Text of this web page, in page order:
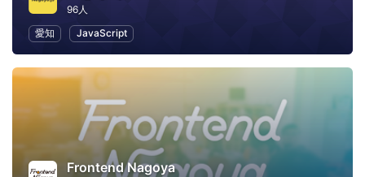
96人
愛知
JavaScript
Frontend Nagoya